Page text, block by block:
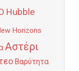
Hubble
Horizons
Αστέρι
Βαρύτητα